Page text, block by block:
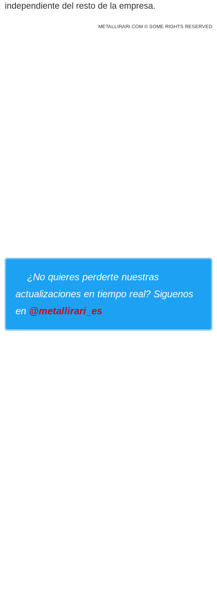
independiente del resto de la empresa.
METALLIRARI.COM © SOME RIGHTS RESERVED
¿No quieres perderte nuestras
actualizaciones en tiempo real? Siguenos
en @metallirari_es